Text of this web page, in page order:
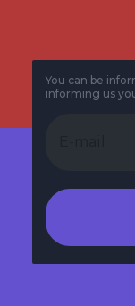
You can be
informing us